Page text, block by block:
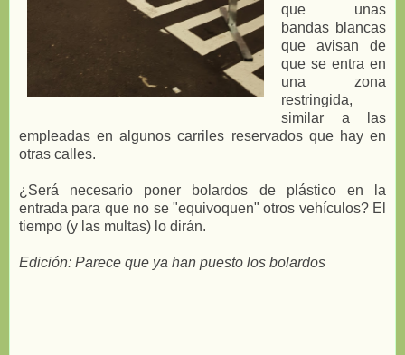
que unas
bandas blancas
que avisan de
que se entra en
una zona
restringida,
similar a las
empleadas en algunos carriles reservados que hay en
otras calles.
¿Será necesario poner bolardos de plástico en la
entrada para que no se "equivoquen" otros vehículos? El
tiempo (y las multas) lo dirán.
Edición: Parece que ya han puesto los bolardos